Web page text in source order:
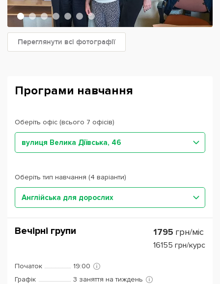
Переглянути всі фотографії
Програми навчання
Оберіть офіс (всього 7 офісів)
вулиця Велика Діївська, 46
Оберіть тип навчання (4 варіанти)
Англійська для дорослих
Вечірні групи 1795 грн/міс
16155 грн/курс
Початок
19:00
Графік
3 заняття на тиждень